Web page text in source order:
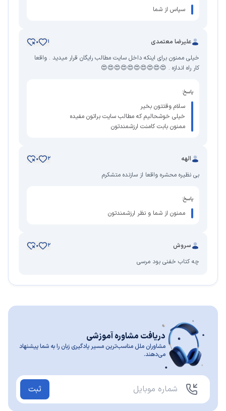
سپاس از شما
علیرضا معتمدی 1
0
خیلی ممنون برای اینکه داخل سایت مطالب رایگان قرار میدید . واقعا
کار راه اندازه . 😍😍😍😍😍😍😍😍😍😍
پاسخ:
سلام وقتتون بخیر
خیلی خوشحالیم که مطالب سایت براتون مفیده
ممنون بابت کامنت ارزشمندتون
الهه 2
0
بی نظیره محشره واقعا از سازنده متشکرم
پاسخ:
ممنون از شما و نظر ارزشمندتون
سروش 2
0
چه کتاب خفنی بود مرسی
دریافت مشاوره آموزشی
مشاوران ملل مناسب‌ترین مسیر یادگیری زبان را به شما پیشنهاد
می‌دهند.
ثبت